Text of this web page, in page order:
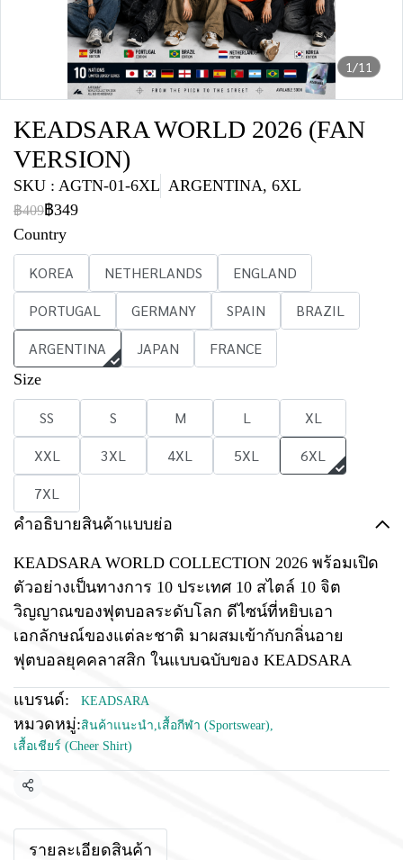
1/11
KEADSARA WORLD 2026 (FAN
VERSION)
SKU : AGTN-01-6XL ARGENTINA, 6XL
฿409฿349
Country
KOREA NETHERLANDS
ENGLAND
PORTUGAL
GERMANY SPAIN
BRAZIL
ARGENTINA
JAPAN FRANCE
Size
SS S M L
XL
XXL
3XL 4XL 5XL
6XL
7XL
คำอธิบายสินค้าแบบย่อ
KEADSARA WORLD COLLECTION 2026 พร้อมเปิด
ตัวอย่างเป็นทางการ 10 ประเทศ 10 สไตล์ 10 จิต
วิญญาณของฟุตบอลระดับโลก ดีไซน์ที่หยิบเอา
เอกลักษณ์ของแต่ละชาติ มาผสมเข้ากับกลิ่นอาย
ฟุตบอลยุคคลาสสิก ในแบบฉบับของ KEADSARA
แบรนด์: KEADSARA
หมวดหมู่:สินค้าแนะนำ,เสื้อกีฬา (Sportswear),
เสื้อเชียร์ (Cheer Shirt)
แชร์
รายละเอียดสินค้า